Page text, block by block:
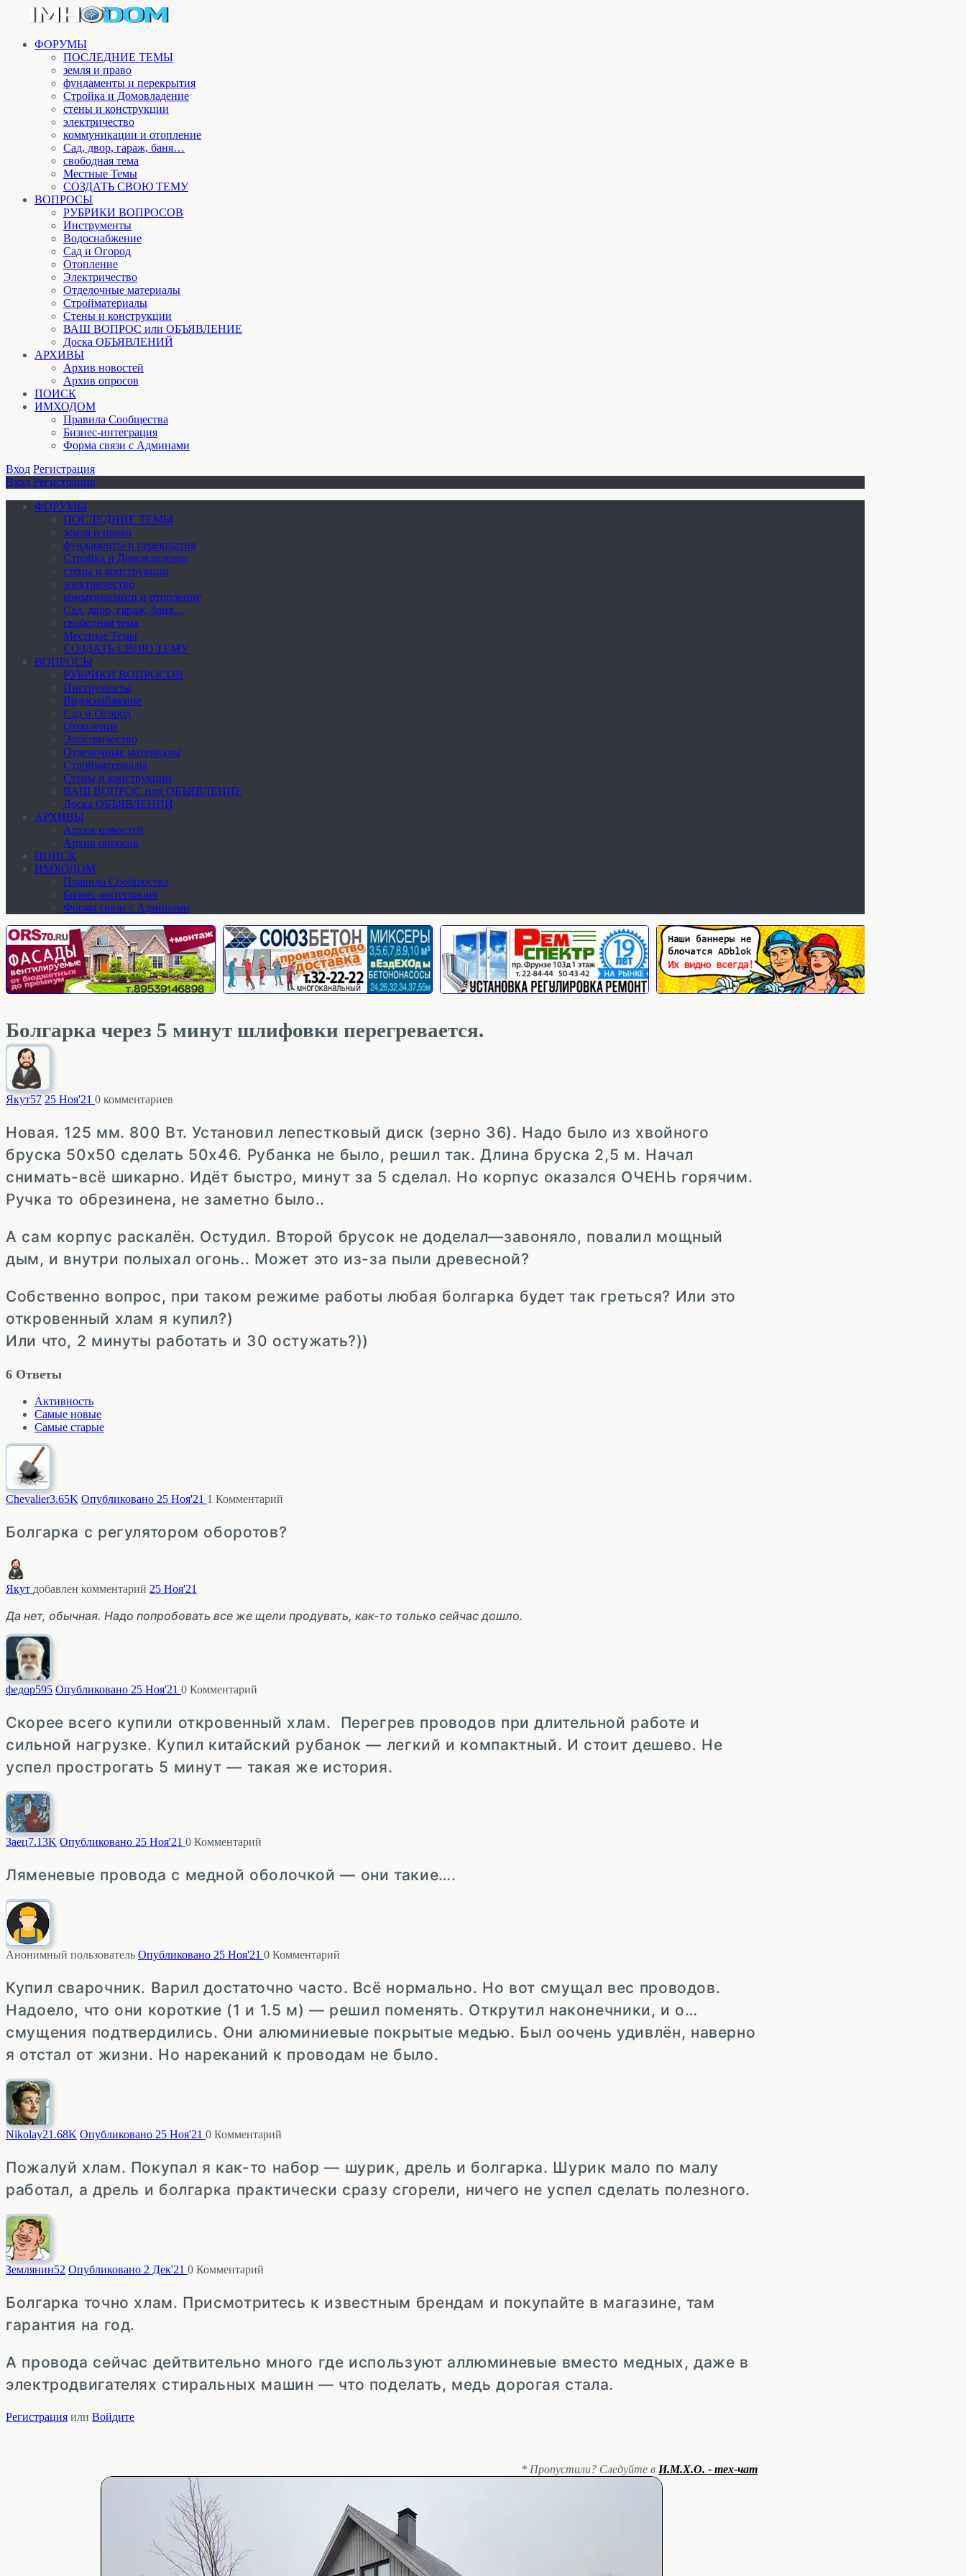
ФОРУМЫ
ПОСЛЕДНИЕ ТЕМЫ
земля и право
фундаменты и перекрытия
Стройка и Домовладение
стены и конструкции
электричество
коммуникации и отопление
Cад, двор, гараж, баня…
свободная тема
Местные Темы
СОЗДАТЬ СВОЮ ТЕМУ
ВОПРОСЫ
РУБРИКИ ВОПРОСОВ
Инструменты
Водоснабжение
Сад и Огород
Отопление
Электричество
Отделочные материалы
Стройматериалы
Стены и конструкции
ВАШ ВОПРОС или ОБЪЯВЛЕНИЕ
Доска ОБЪЯВЛЕНИЙ
АРХИВЫ
Архив новостей
Архив опросов
ПОИСК
ИМХОДОМ
Правила Сообщества
Бизнес-интеграция
Форма связи с Админами
Вход Регистрация
Вход Регистрация
ФОРУМЫ
ПОСЛЕДНИЕ ТЕМЫ
земля и право
фундаменты и перекрытия
Стройка и Домовладение
стены и конструкции
электричество
коммуникации и отопление
Cад, двор, гараж, баня…
свободная тема
Местные Темы
СОЗДАТЬ СВОЮ ТЕМУ
ВОПРОСЫ
РУБРИКИ ВОПРОСОВ
Инструменты
Водоснабжение
Сад и Огород
Отопление
Электричество
Отделочные материалы
Стройматериалы
Стены и конструкции
ВАШ ВОПРОС или ОБЪЯВЛЕНИЕ
Доска ОБЪЯВЛЕНИЙ
АРХИВЫ
Архив новостей
Архив опросов
ПОИСК
ИМХОДОМ
Правила Сообщества
Бизнес-интеграция
Форма связи с Админами
Болгарка через 5 минут шлифовки перегревается.
Якут57 25 Ноя'21 0 комментариев
Новая. 125 мм. 800 Вт. Установил лепестковый диск (зерно 36). Надо было из хвойного
бруска 50х50 сделать 50х46. Рубанка не было, решил так. Длина бруска 2,5 м. Начал
снимать-всё шикарно. Идёт быстро, минут за 5 сделал. Но корпус оказался ОЧЕНЬ горячим.
Ручка то обрезинена, не заметно было..
А сам корпус раскалён. Остудил. Второй брусок не доделал—завоняло, повалил мощный
дым, и внутри полыхал огонь.. Может это из-за пыли древесной?
Собственно вопрос, при таком режиме работы любая болгарка будет так греться? Или это
откровенный хлам я купил?)
Или что, 2 минуты работать и 30 остужать?))
6 Ответы
Активность
Самые новые
Самые старые
Chevalier3.65K Опубликовано 25 Ноя'21 1 Комментарий
Болгарка с регулятором оборотов?
Якут добавлен комментарий 25 Ноя'21
Да нет, обычная. Надо попробовать все же щели продувать, как-то только сейчас дошло.
федор595 Опубликовано 25 Ноя'21 0 Комментарий
Скорее всего купили откровенный хлам. Перегрев проводов при длительной работе и
сильной нагрузке. Купил китайский рубанок — легкий и компактный. И стоит дешево. Не
успел прострогать 5 минут — такая же история.
Заец7.13K Опубликовано 25 Ноя'21 0 Комментарий
Ляменевые провода с медной оболочкой — они такие….
Анонимный пользователь Опубликовано 25 Ноя'21 0 Комментарий
Купил сварочник. Варил достаточно часто. Всё нормально. Но вот смущал вес проводов.
Надоело, что они короткие (1 и 1.5 м) — решил поменять. Открутил наконечники, и о…
смущения подтвердились. Они алюминиевые покрытые медью. Был оочень удивлён, наверно
я отстал от жизни. Но нареканий к проводам не было.
Nikolay21.68K Опубликовано 25 Ноя'21 0 Комментарий
Пожалуй хлам. Покупал я как-то набор — шурик, дрель и болгарка. Шурик мало по малу
работал, а дрель и болгарка практически сразу сгорели, ничего не успел сделать полезного.
Землянин52 Опубликовано 2 Дек'21 0 Комментарий
Болгарка точно хлам. Присмотритесь к известным брендам и покупайте в магазине, там
гарантия на год.
А провода сейчас дейтвительно много где используют аллюминевые вместо медных, даже в
электродвигателях стиральных машин — что поделать, медь дорогая стала.
Регистрация или Войдите
* Пропустили? Следуйте в И.М.Х.О. - тех-чат